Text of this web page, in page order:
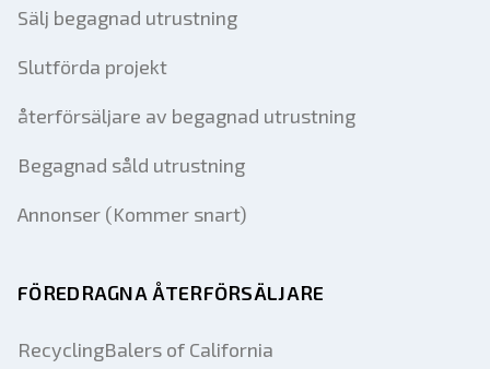
Sälj begagnad utrustning
Slutförda projekt
återförsäljare av begagnad utrustning
Begagnad såld utrustning
Annonser (Kommer snart)
FÖREDRAGNA ÅTERFÖRSÄLJARE
RecyclingBalers of California